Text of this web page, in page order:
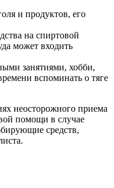
и продуктов, его
на спиртовой
может входить
занятиями, хобби,
вспоминать о тяге
неосторожного приема
помощи в случае
средств,